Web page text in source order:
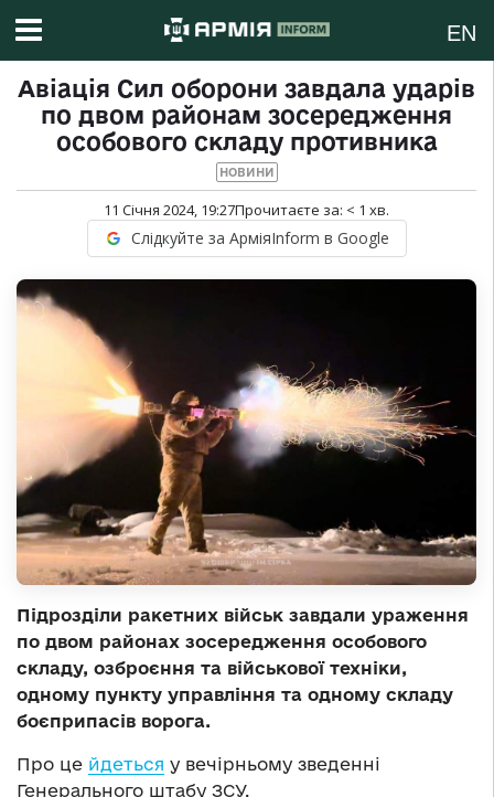
EN
Авіація Сил оборони завдала ударів
по двом районам зосередження
особового складу противника
НОВИНИ
11 Січня 2024, 19:27Прочитаєте за: < 1 хв.
Слідкуйте за АрміяInform в Google
Підрозділи ракетних військ завдали ураження
по двом районах зосередження особового
складу, озброєння та військової техніки,
одному пункту управління та одному складу
боєприпасів ворога.
Про це йдеться у вечірньому зведенні
Генерального штабу ЗСУ.